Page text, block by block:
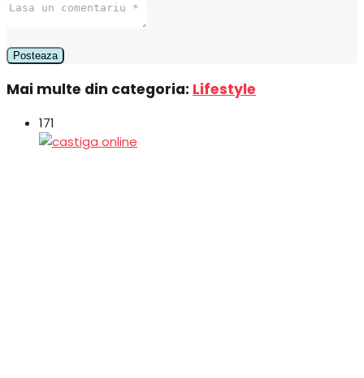
Mai multe din categoria: Lifestyle
171